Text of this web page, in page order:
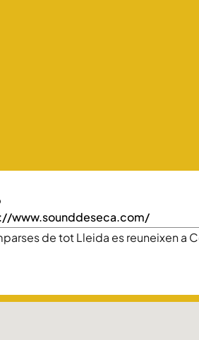
www.sounddeseca.com/
de tot Lleida es reuneixen a